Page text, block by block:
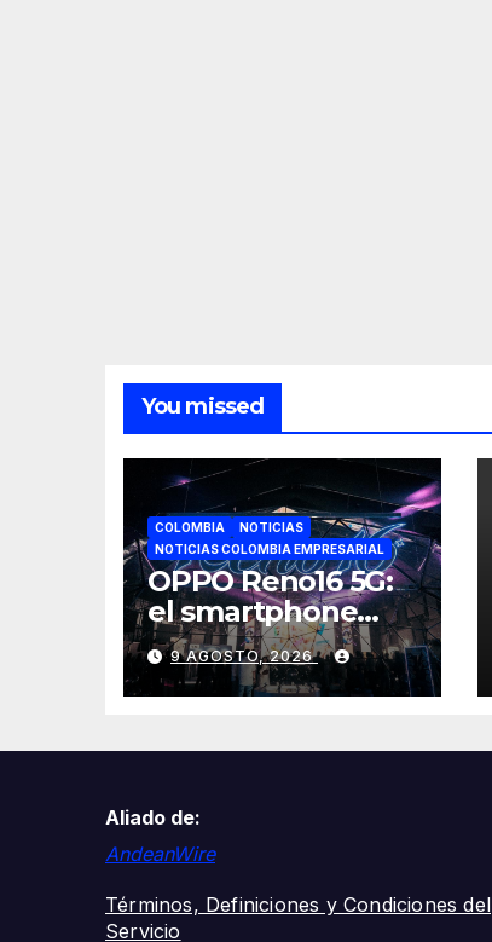
You missed
COLOMBIA
NOTICIAS
NOTICIAS COLOMBIA EMPRESARIAL
OPPO Reno16 5G:
el smartphone
diseñado para
creadores de
contenido
9 AGOSTO, 2026
Aliado de:
AndeanWire
Términos, Definiciones y Condiciones del
Servicio